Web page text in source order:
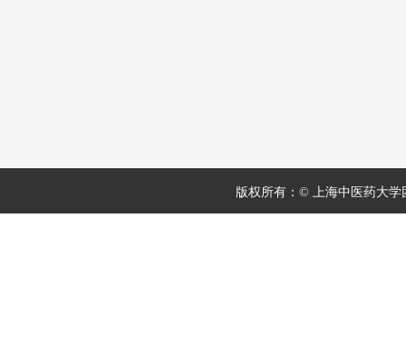
版权所有：© 上海中医药大学